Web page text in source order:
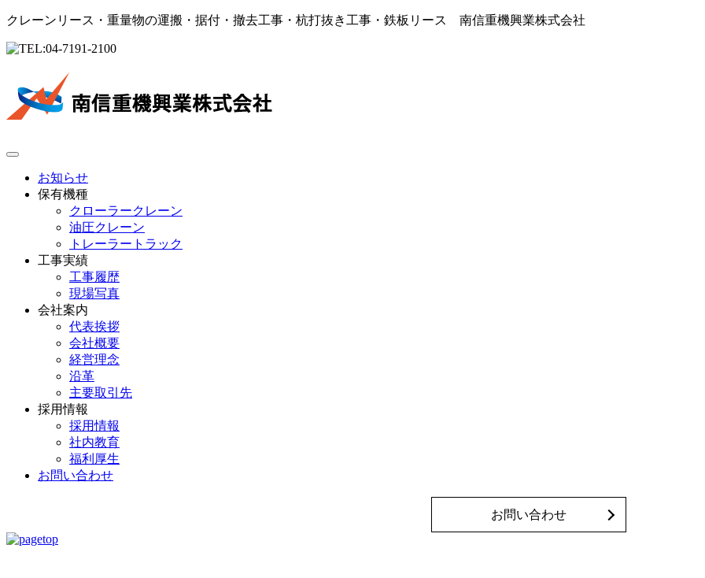
クレーンリース・重量物の運搬・据付・撤去工事・杭打抜き工事・鉄板リース 南信重機興業株式会社
お知らせ
保有機種
クローラークレーン
油圧クレーン
トレーラートラック
工事実績
工事履歴
現場写真
会社案内
代表挨拶
会社概要
経営理念
沿革
主要取引先
採用情報
採用情報
社内教育
福利厚生
お問い合わせ
お問い合わせ